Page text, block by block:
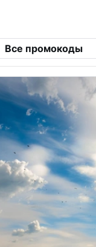
Все промокоды